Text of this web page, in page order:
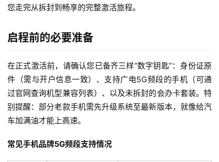
您走完从拆封到畅享的完整激活旅程。
启程前的必要准备
在正式激活前，请确认您已备齐三样”数字钥匙”：身份证原
件（需与开户信息一致）、支持广电5G频段的手机（可通
过官网查询机型兼容列表）、以及未拆封的会办卡套装。特
别提醒：部分老款手机需先升级系统至最新版本，就像给汽
车加满油才能上高速。
常见手机品牌5G频段支持情况